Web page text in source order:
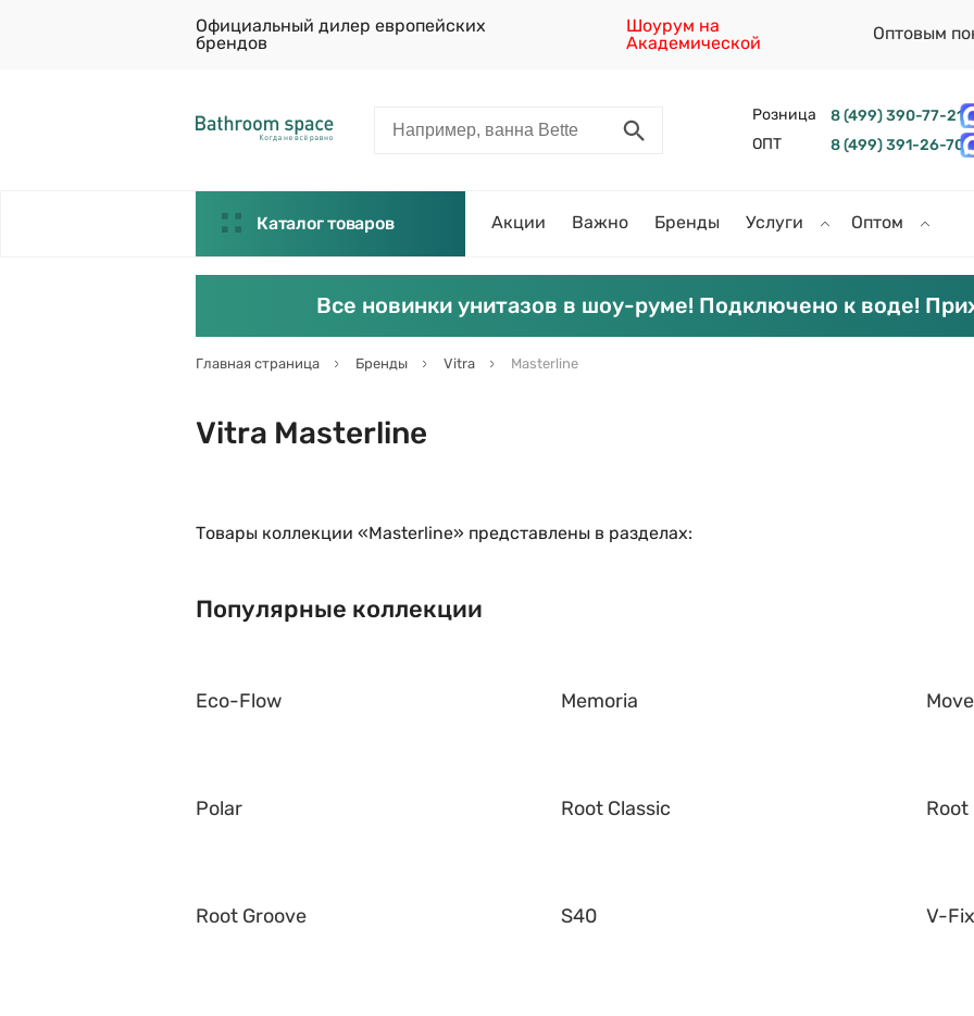
Официальный дилер европейских
брендов
Шоурум на
Академической
Оптовым
Розница
8 (499) 390-77-21
ОПТ
8 (499) 391-26-70
Каталог товаров Акции Важно Бренды Услуги Оптом
Все новинки унитазов в шоу-руме! Подключено к воде!
Главная страница Бренды Vitra Masterline
Vitra Masterline
Товары коллекции «Masterline» представлены в разделах:
Популярные коллекции
Eco-Flow Memoria Move
Polar Root Classic Root
Root Groove S40 V-